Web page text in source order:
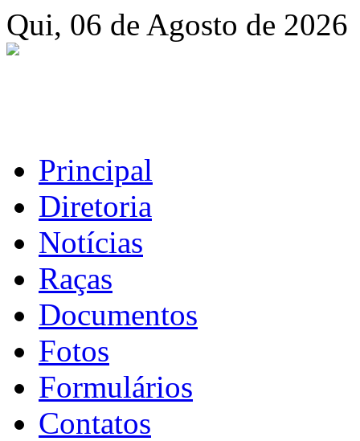
Qui, 06 de Agosto de 2026
Principal
Diretoria
Notícias
Raças
Documentos
Fotos
Formulários
Contatos